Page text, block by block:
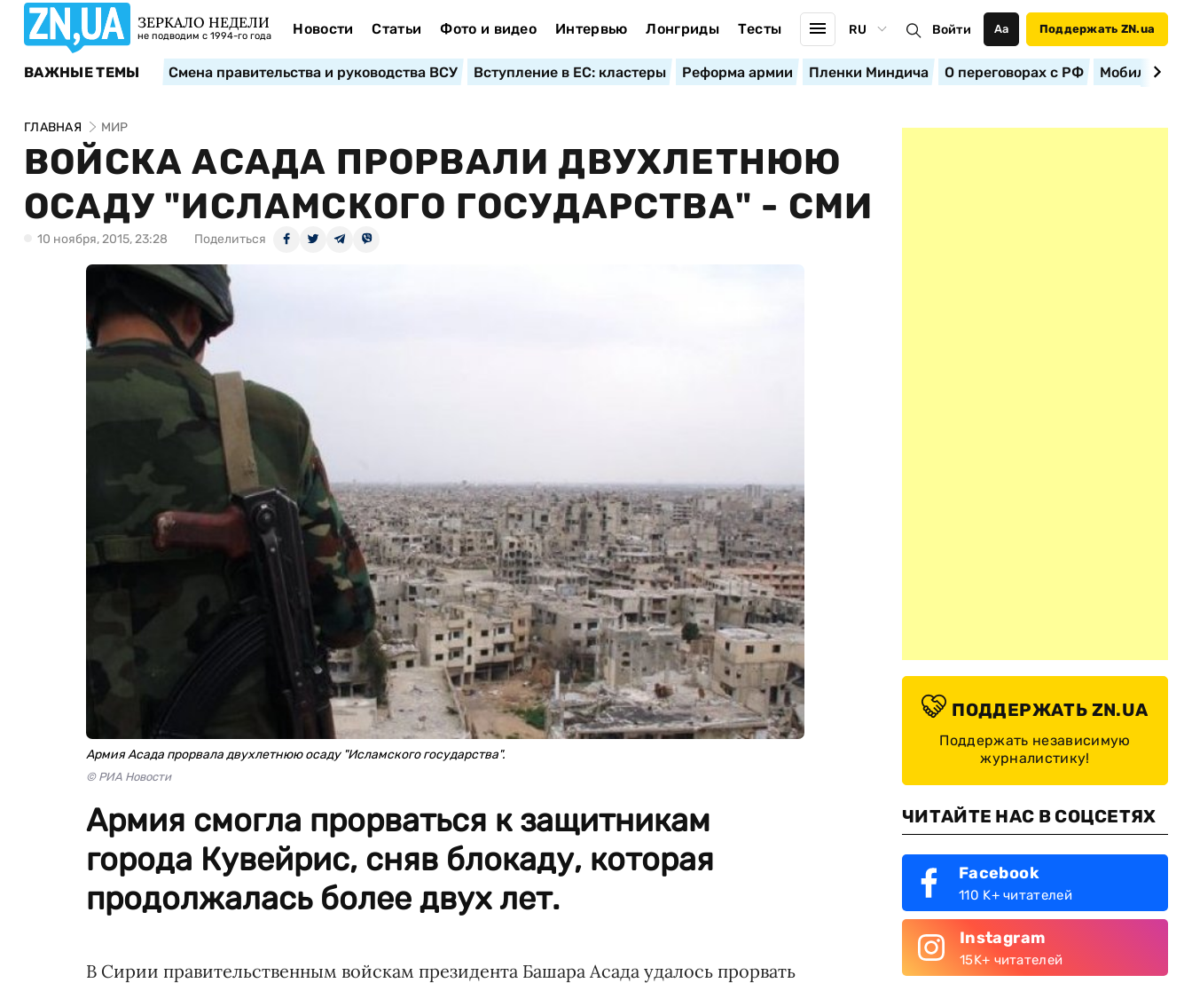
ЗЕРКАЛО НЕДЕЛИ
не подводим с 1994-го года Новости Статьи Фото и видео Интервью Лонгриды Тесты RU Войти Аа Поддержать ZN.ua
ВАЖНЫЕ ТЕМЫ Смена правительства и руководства ВСУ Вступление в ЕС: кластеры Реформа армии Пленки Миндича О переговорах с РФ
ГЛАВНАЯ МИР
ВОЙСКА АСАДА ПРОРВАЛИ ДВУХЛЕТНЮЮ
ОСАДУ "ИСЛАМСКОГО ГОСУДАРСТВА" - СМИ
10 ноября, 2015, 23:28 Поделиться
Армия Асада прорвала двухлетнюю осаду "Исламского государства".
© РИА Новости
Армия смогла прорваться к защитникам
города Кувейрис, сняв блокаду, которая
продолжалась более двух лет.
В Сирии правительственным войскам президента Башара Асада удалось прорвать
ПОДДЕРЖАТЬ ZN.UA
Поддержать независимую
журналистику!
ЧИТАЙТЕ НАС В СОЦСЕТЯХ
Facebook
110 K+ читателей
Instagram
15K+ читателей